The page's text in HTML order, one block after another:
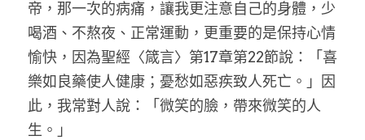
帝，那一次的病痛，讓我更注意自己的身體，少
喝酒、不熬夜、正常運動，更重要的是保持心情
愉快，因為聖經〈箴言〉第17章第22節說：「喜
樂如良藥使人健康；憂愁如惡疾致人死亡。」因
此，我常對人說：「微笑的臉，帶來微笑的人
生。」